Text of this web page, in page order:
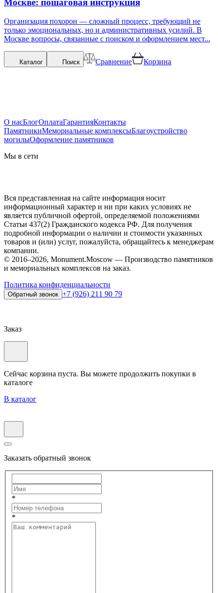
Москве: пошаговая инструкция
Организация похорон — сложный процесс, требующий не
только эмоциональных, но и административных усилий. В
Москве вопросы, связанные с поиском и оформлением мест...
Каталог Поиск Сравнение Корзина
О насБлогОплатаГарантияКонтакты
ПамятникиМемориальные комплексыБлагоустройство
могилыОформление памятников
Мы в сети
Вся представленная на сайте информация носит
информационный характер и ни при каких условиях не
является публичной офертой, определяемой положениями
Статьи 437(2) Гражданского кодекса РФ. Для получения
подробной информации о наличии и стоимости указанных
товаров и (или) услуг, пожалуйста, обращайтесь к менеджерам
компании.
© 2016–2026, Monument.Moscow — Производство памятников
и мемориальных комплексов на заказ.
Политика конфиденциальности
Обратный звонок +7 (926) 211 90 79
Заказ
Сейчас корзина пуста. Вы можете продолжить покупки в
каталоге
В каталог
Заказать обратный звонок
*
*